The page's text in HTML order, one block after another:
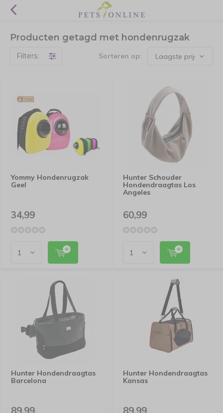
Producten getagd met hondenrugzak
Filters: Sorteren op:
Yommy Hondenrugzak
Geel
34,99
Hunter Schouder
Hondendraagtas Los
Angeles
60,99
Hunter Hondendraagtas
Barcelona
89,99
Hunter Hondendraagtas
Kansas
89,99